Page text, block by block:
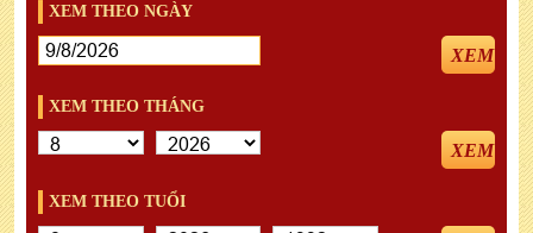
XEM THEO NGÀY
XEM
XEM THEO THÁNG
XEM
XEM THEO TUỔI